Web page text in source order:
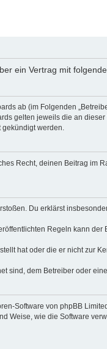
ein Vertrag mit
ab (im Folgenden
gelten jeweils die an
gekündigt werden.
Recht, deinen Beitrag im
Du erklärst
Regeln kann
hat oder die er nicht zur
sind, dem Betreiber oder
Software von phpBB
Weise, wie die Software